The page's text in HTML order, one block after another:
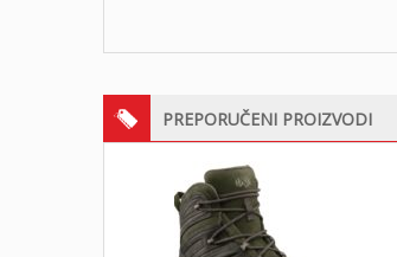
PREPORUČENI PROIZVODI